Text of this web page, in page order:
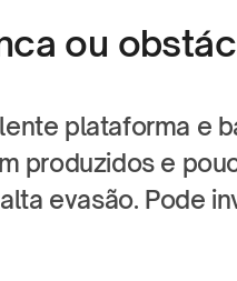
ou
plataforma e
produzidos e
evasão. Pode